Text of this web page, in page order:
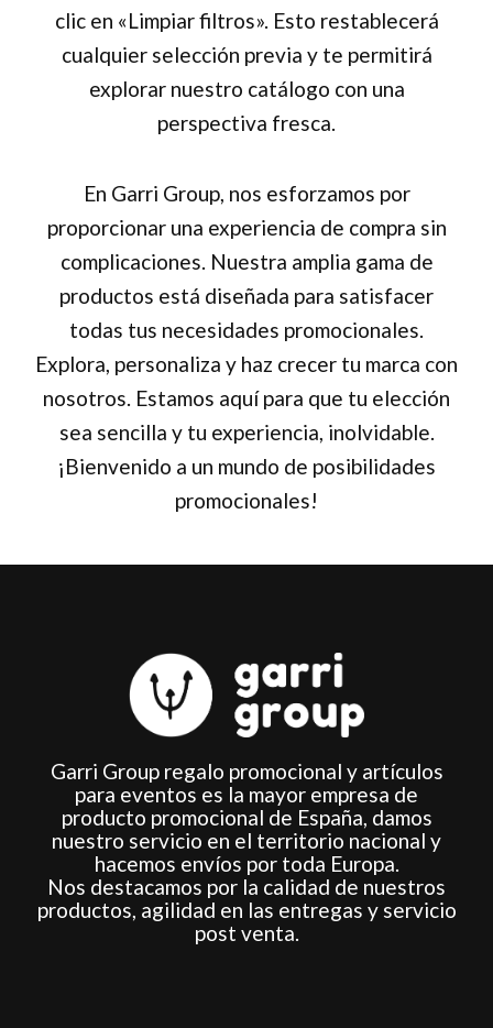
clic en «Limpiar filtros». Esto restablecerá
cualquier selección previa y te permitirá
explorar nuestro catálogo con una
perspectiva fresca.
En Garri Group, nos esforzamos por
proporcionar una experiencia de compra sin
complicaciones. Nuestra amplia gama de
productos está diseñada para satisfacer
todas tus necesidades promocionales.
Explora, personaliza y haz crecer tu marca con
nosotros. Estamos aquí para que tu elección
sea sencilla y tu experiencia, inolvidable.
¡Bienvenido a un mundo de posibilidades
promocionales!
Garri Group regalo promocional y artículos
para eventos es la mayor empresa de
producto promocional de España, damos
nuestro servicio en el territorio nacional y
hacemos envíos por toda Europa.
Nos destacamos por la calidad de nuestros
productos, agilidad en las entregas y servicio
post venta.